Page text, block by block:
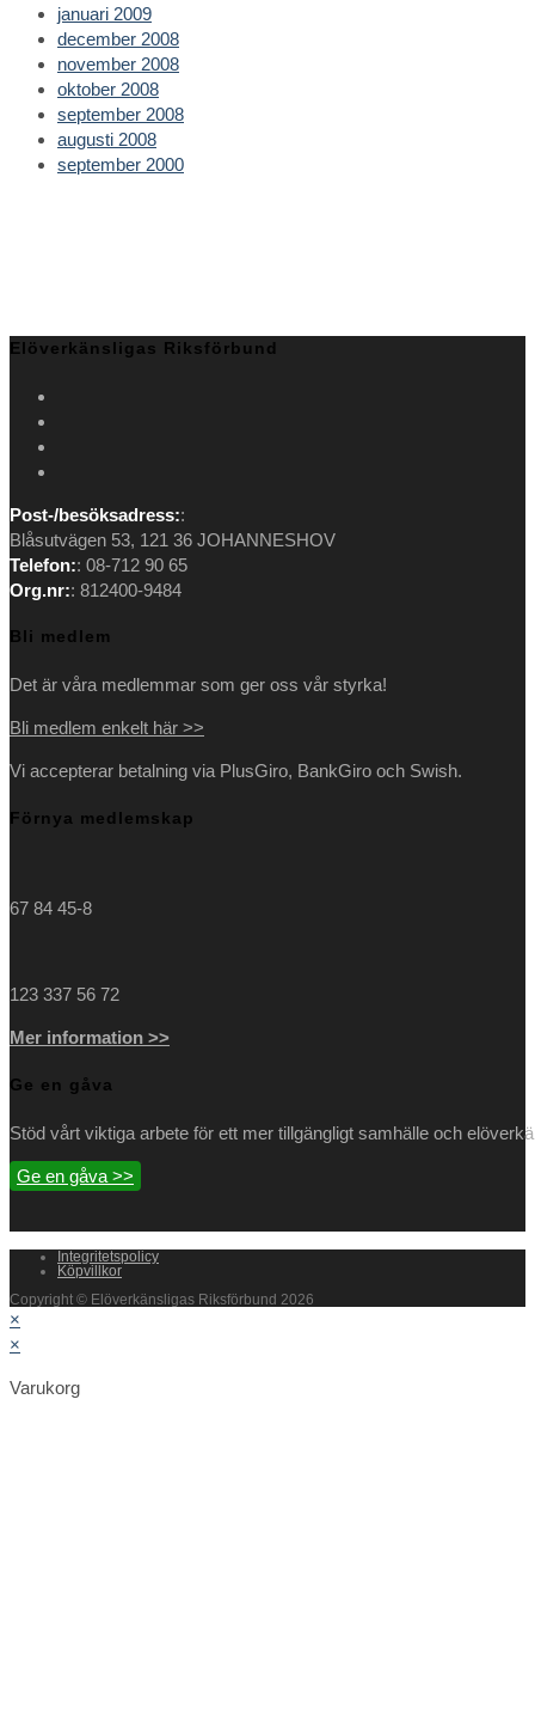
januari 2009
december 2008
november 2008
oktober 2008
september 2008
augusti 2008
september 2000
Elöverkänsligas Riksförbund
tab
new
tab
a
new
tab
Post-/besöksadress::
Blåsutvägen 53, 121 36 JOHANNESHOV
Telefon:: 08-712 90 65
Org.nr:: 812400-9484
Bli medlem
Det är våra medlemmar som ger oss vår styrka!
Bli medlem enkelt här >>
Vi accepterar betalning via PlusGiro, BankGiro och Swish.
Förnya medlemskap
67 84 45-8
123 337 56 72
Mer information >>
Ge en gåva
Stöd vårt viktiga arbete för ett mer tillgängligt samhälle och
Ge en gåva >>
Integritetspolicy
Köpvillkor
Copyright © Elöverkänsligas Riksförbund 2026
×
×
Varukorg